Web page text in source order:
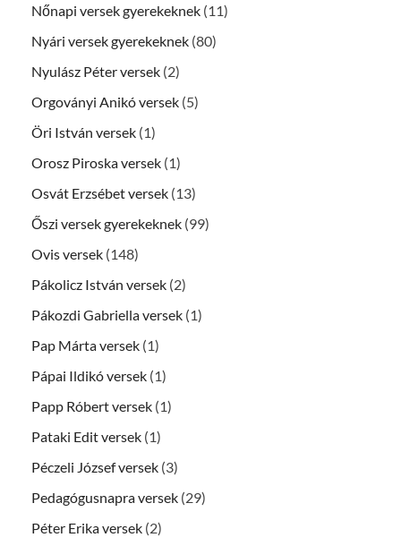
Nőnapi versek gyerekeknek (11)
Nyári versek gyerekeknek (80)
Nyulász Péter versek (2)
Orgoványi Anikó versek (5)
Öri István versek (1)
Orosz Piroska versek (1)
Osvát Erzsébet versek (13)
Őszi versek gyerekeknek (99)
Ovis versek (148)
Pákolicz István versek (2)
Pákozdi Gabriella versek (1)
Pap Márta versek (1)
Pápai Ildikó versek (1)
Papp Róbert versek (1)
Pataki Edit versek (1)
Péczeli József versek (3)
Pedagógusnapra versek (29)
Péter Erika versek (2)